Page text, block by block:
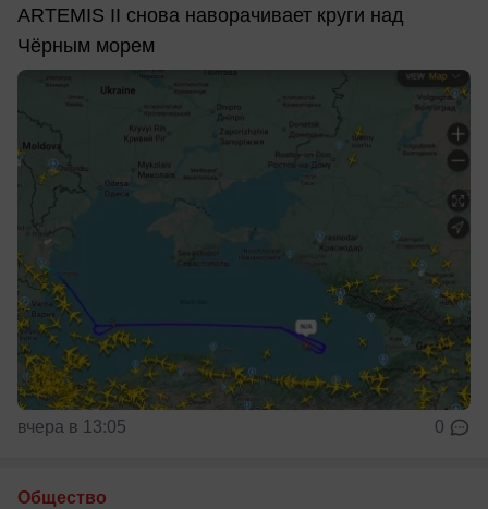
ARTEMIS II снова наворачивает круги над
Чёрным морем
вчера в 13:05 0
Общество